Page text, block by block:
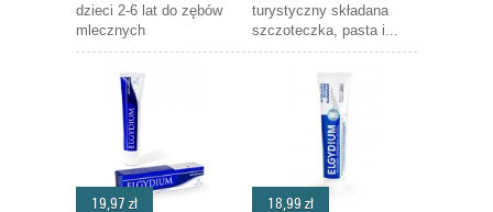
dzieci 2-6 lat do zębów
mlecznych
turystyczny składana
szczoteczka, pasta i...
19,97 zł 18,99 zł